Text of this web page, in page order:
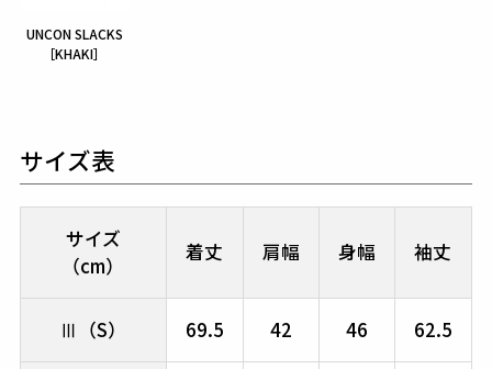
UNCON SLACKS
［KHAKI］
サイズ表
サイズ
（cm）
着丈 肩幅 身幅 袖丈
Ⅲ（S） 69.5 42 46 62.5